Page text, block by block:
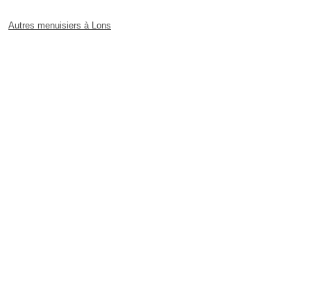
Autres menuisiers à Lons